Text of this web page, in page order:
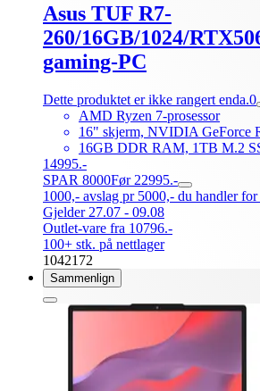
Asus TUF R7-
260/16GB/1024/
gaming-PC
Dette produktet er ikke rangert enda.0
AMD Ryzen 7-prosessor
16" skjerm, NVIDIA GeForce
16GB DDR RAM, 1TB M.2
14995.-
SPAR 8000Før 22995.-
1000,- avslag pr 5000,- du handler
Gjelder 27.07 - 09.08
Outlet-vare fra 10796.-
100+ stk. på nettlager
1042172
Sammenlign